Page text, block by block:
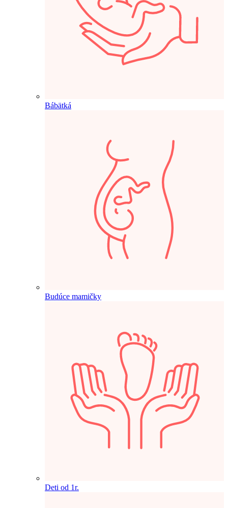
Bábätká
Budúce mamičky
Deti od 1r.